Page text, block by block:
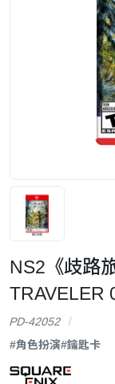
NS2《歧路
TRAVELER
PD-42052
#角色扮演#鑰匙卡